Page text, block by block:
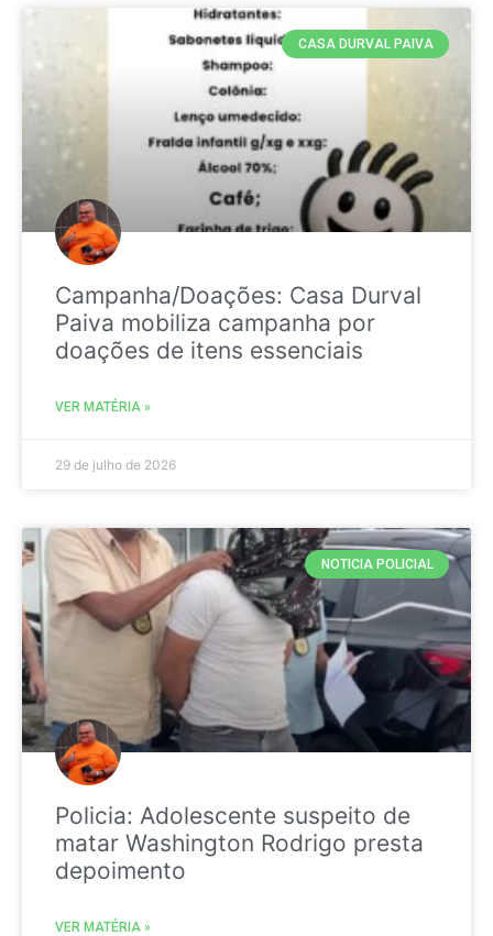
CASA DURVAL PAIVA
Campanha/Doações: Casa Durval
Paiva mobiliza campanha por
doações de itens essenciais
VER MATÉRIA »
29 de julho de 2026
NOTICIA POLICIAL
Policia: Adolescente suspeito de
matar Washington Rodrigo presta
depoimento
VER MATÉRIA »